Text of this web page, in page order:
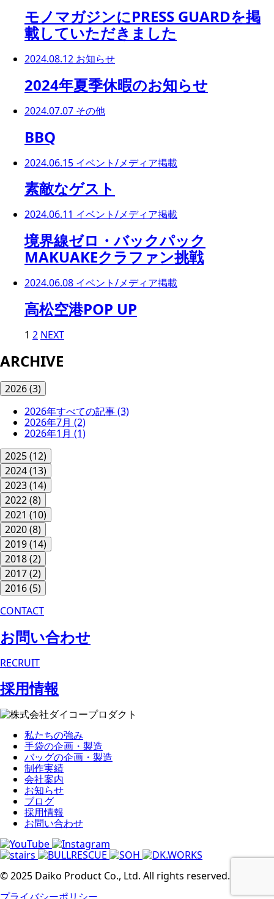
モノマガジンにPRESS GUARDを掲
載していただきました
2024.08.12 お知らせ
2024年夏季休暇のお知らせ
2024.07.07 その他
BBQ
2024.06.15 イベント/メディア掲載
素敵なゲスト
2024.06.11 イベント/メディア掲載
境界線ゼロ・バックパック
MAKUAKEクラファン挑戦
2024.06.08 イベント/メディア掲載
高松空港POP UP
1 2 NEXT
ARCHIVE
2026(3)
2026年すべての記事(3)
2026年7月 (2)
2026年1月 (1)
2025(12)
2024(13)
2023(14)
2022(8)
2021 (10)
2020(8)
2019(14)
2018(2)
2017(2)
2016(5)
CONTACT
お問い合わせ
RECRUIT
採用情報
私たちの強み
手袋の企画・製造
バッグの企画・製造
制作実績
会社案内
お知らせ
ブログ
採用情報
お問い合わせ
© 2025 Daiko Product Co., Ltd. All rights reserved.